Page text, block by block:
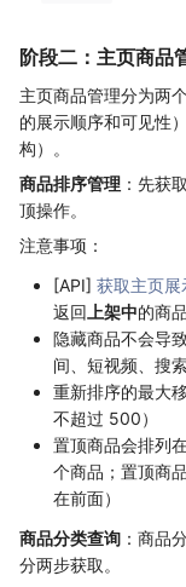
阶段二：主页商品
主页商品管理分为两
的展示顺序和可见性
构）。
商品排序管理 ：先获
顶操作。
注意事项：
[API] 获取主页
返回 上架中的商
隐藏商品不会导
间、短视频、搜
重新排序的最大
不超过 500）
置顶商品会排列
个商品；置顶商
在前面）
商品分类查询 ：商品
分两步获取。